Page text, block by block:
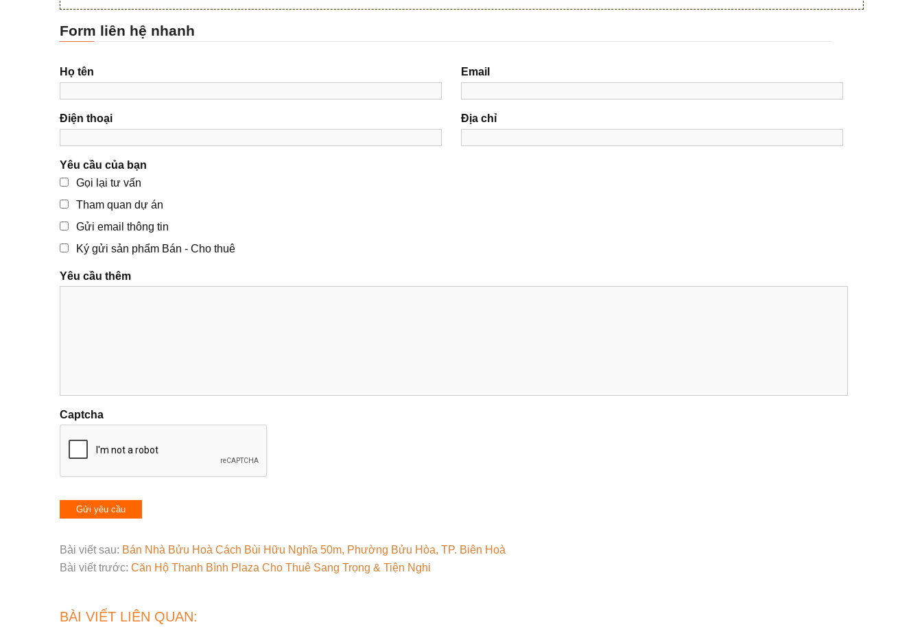
Form liên hệ nhanh
Họ tên Email
Điện thoại Địa chỉ
Yêu cầu của bạn
Gọi lại tư vấn
Tham quan dự án
Gửi email thông tin
Ký gửi sản phẩm Bán - Cho thuê
Yêu cầu thêm
Captcha
Bài viết sau: Bán Nhà Bửu Hoà Cách Bùi Hữu Nghĩa 50m, Phường Bửu Hòa, TP. Biên Hoà
Bài viết trước: Căn Hộ Thanh Bình Plaza Cho Thuê Sang Trọng & Tiện Nghi
BÀI VIẾT LIÊN QUAN: